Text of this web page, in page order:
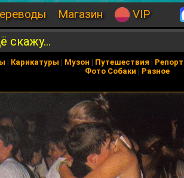
Магазин VIP
скажу...
| Карикатуры | Музон | Путешествия |
Фото Собаки | Разное